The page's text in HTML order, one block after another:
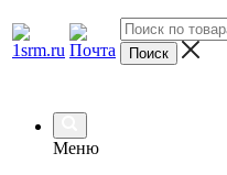
Меню